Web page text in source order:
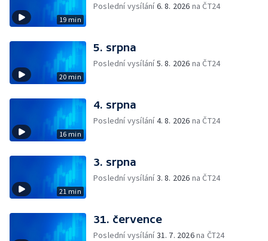
19 min
Poslední vysílání6. 8. 2026 na ČT24
20 min
5. srpna
Poslední vysílání5. 8. 2026 na ČT24
16 min
4. srpna
Poslední vysílání4. 8. 2026 na ČT24
21 min
3. srpna
Poslední vysílání3. 8. 2026 na ČT24
31. července
Poslední vysílání31. 7. 2026na ČT24